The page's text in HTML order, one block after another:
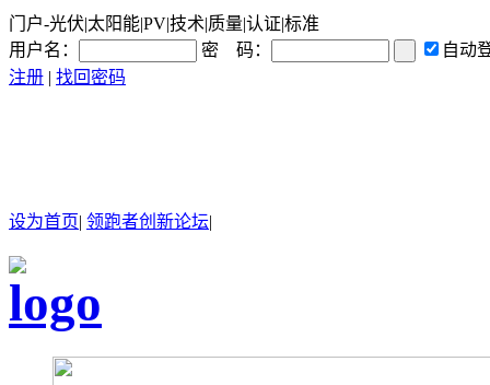
门户-光伏|太阳能|PV|技术|质量|认证|标准
用户名：
密 码：
自动
注册 | 找回密码
设为首页| 领跑者创新论坛|